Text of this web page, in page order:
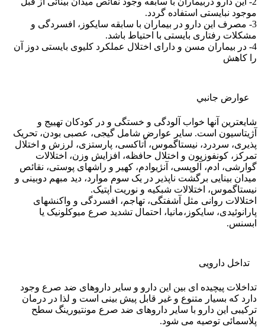
موجود نبایستی استفاده گردد.
3- مصرف این دارو در بیماران با سابقه سایکوز، افسردگی و
مشکلات رفتاری بایستی با احتیاط باشد.
4- در بیماران مسن و دارای اختلال عملکرد کلیوی بایستی دوز آن
را کاهش
عوارض جانبي
شایعترین آنها خواب آلودگی و خستگی و در کودکان تهییج و
آژیتاسیون است. سایر عوارض شامل گیجی، عصبی بودن، تحریک
پذیری، سردرد، نیستاگموس، آتاکسی، پارستزی، لرزش و اختلال
تمرکز، کونفوزیون و اختلال حافظه، افزایش وزن، اختلالات
گوارشی، ادم، آلوپسی، آنژیوادم، کهیر و راشهای پوستی، نقائص
میدان بینایی برگشت ناپذیر در یک سوم موارد، دید مبهم دوبینی و
نیستاگموس، اختلالات شبکیه و نوریت اپتیک.
اختلالات روانی مثل آشفتگی، تهاجم، افسردگی و واکنشهای
پارانوئیدی، سایکوز،مانیا، احتمال تشدید صرع میوکلونیک یا
ابسنس.
تداخل دارویی
تداخلات پیچیده ای بین این دارو و سایر داروهای ضد صرع وجود
دارد که بسیار متنوع و غیر قابل پیش بینی است و لذا در درمان
ترکیبی این دارو با سایر داروهای ضد صرع مونتیورینگ سطح
پلاسمائی توصیه می شود.